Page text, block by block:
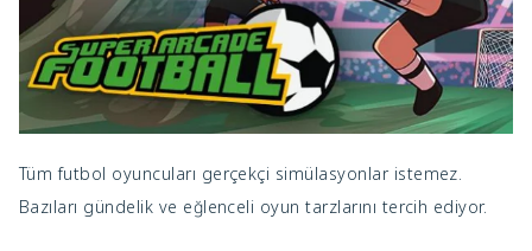
Tüm futbol oyuncuları gerçekçi simülasyonlar istemez.
Bazıları gündelik ve eğlenceli oyun tarzlarını tercih ediyor.